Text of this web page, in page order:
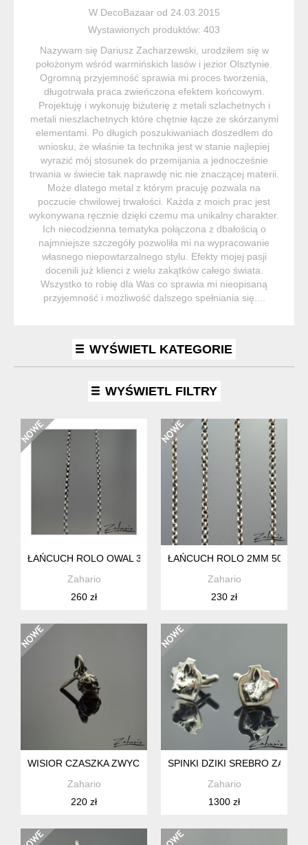
W DecoBazaar od 24.03.2015
Wystawionych produktów: 403
Nazywam się Dariusz Zacharzewski, urodziłem się w
położonym wśród warmińskich lasów i jezior Olsztynie.
Ogromną przyjemność sprawia mi proces tworzenia,
długotrwała praca zwieńczona efektem końcowym.
Projektuję i wykonuję biżuterię z metali szlachetnych i
metali nieszlachetnych które chętnie łącze ze skórzanymi
elementami. Po długich poszukiwaniach doszedłem do
wniosku, że właśnie ta technika jest w stanie najlepiej
wyrazić mój stosunek do przemijania a jednocześnie
trwania w świecie tak naprawdę nic nie znaczącej materii.
Może dlatego metal z którym pracuję pozwala na
poczucie chwilowej trwałości. Każda z moich prac jest
wykonywana ręcznie dzięki czemu ma unikalny charakter.
Ich niecodzienna tematyka połączona z dbałością o
najmniejsze szczegóły pozwoliła mi na wypracowanie
własnego niepowtarzalnego stylu. Efekty mojej pasji
docenili już klienci z wielu zakątków całego świata.
Wszystko to robię dla Was co sprawia mi nieopisaną
przyjemność i możliwość dalszego spełniania się....
WYŚWIETL KATEGORIE
WYŚWIETL FILTRY
ŁAŃCUCH ROLO OWAL 3MM 50CM ZAHARIO
Zahario
260 zł
ŁAŃCUCH ROLO 2MM 50CM
Zahario
230 zł
WISIOR CZASZKA ZWYCIĘZCA SREBRO ZAHARIO
Zahario
220 zł
SPINKI DZIKI SREBRO
Zahario
1300 zł